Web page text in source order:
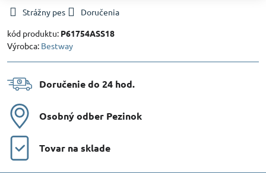
Strážny pes
Doručenia
kód produktu: P61754ASS18
Výrobca: Bestway
Doručenie do 24 hod​.
Osobný odber Pezinok
Tovar na sklade